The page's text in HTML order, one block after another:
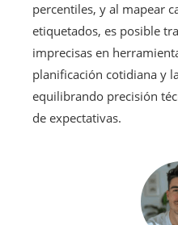
percentiles, y al mapear
etiquetados, es posible
imprecisas en
planificación cotidiana y
equilibrando precisión
de expectativas.